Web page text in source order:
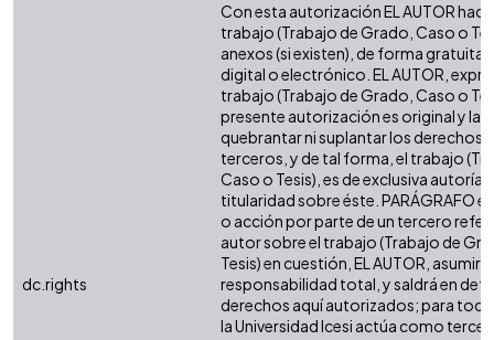
dc.rights
Con esta autorización EL AUTOR
trabajo (Trabajo de Grado, Caso o
anexos (si existen), de forma gratuita
digital o electrónico. EL AUTOR,
trabajo (Trabajo de Grado, Caso o
presente autorización es original y la
quebrantar ni suplantar los derechos
terceros, y de tal forma, el trabajo
Caso o Tesis), es de exclusiva autoría
titularidad sobre éste. PARÁGRAFO
o acción por parte de un tercero
autor sobre el trabajo (Trabajo de
Tesis) en cuestión, EL AUTOR, asumirá
responsabilidad total, y saldrá en
derechos aquí autorizados; para
la Universidad Icesi actúa como